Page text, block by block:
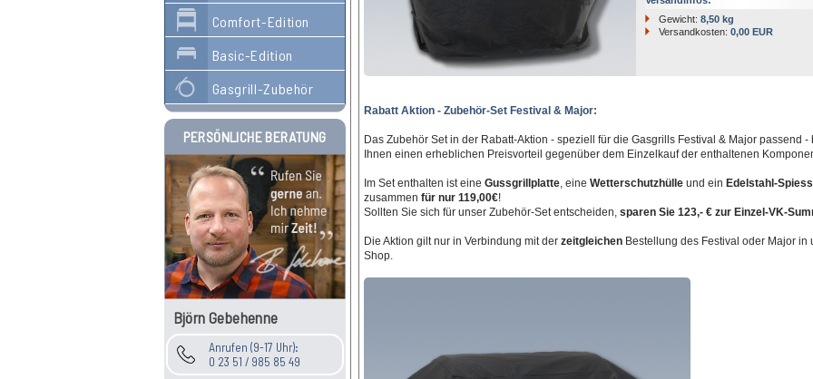
Comfort-Edition
Basic-Edition
Gasgrill-Zubehör
PERSÖNLICHE BERATUNG
Björn Gebehenne
Anrufen (9-17 Uhr):
0 23 51 / 985 85 49
Gewicht: 8,50 kg
Versandkosten: 0,00 EUR
Rabatt Aktion - Zubehör-Set Festival & Major:
Das Zubehör Set in der Rabatt-Aktion - speziell für die Gasgrills Festival & Major passend -
Ihnen einen erheblichen Preisvorteil gegenüber dem Einzelkauf der enthaltenen
Im Set enthalten ist eine Gussgrillplatte, eine Wetterschutzhülleund ein Edelstahl-Spiess
zusammen für nur 119,00€!
Sollten Sie sich für unser Zubehör-Set entscheiden, sparen Sie 123,- € zur Einzel-VK-
Die Aktion gilt nur in Verbindung mit der zeitgleichenBestellung des Festival oder Major in
Shop.